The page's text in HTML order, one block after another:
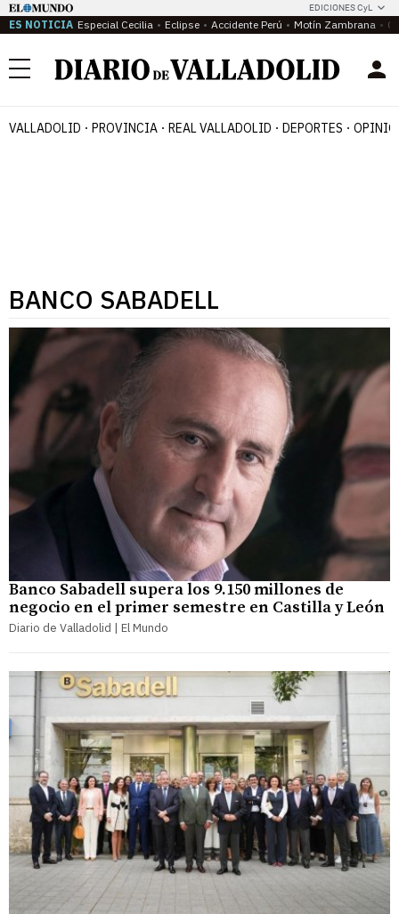
EDICIONES CyL
ES NOTICIA Especial Cecilia Eclipse Accidente Perú Motín Zambrana
Menú
VALLADOLID PROVINCIA REAL VALLADOLID DEPORTES
BANCO SABADELL
Banco Sabadell supera los 9.150 millones de
negocio en el primer semestre en Castilla y León
Diario de Valladolid | El Mundo